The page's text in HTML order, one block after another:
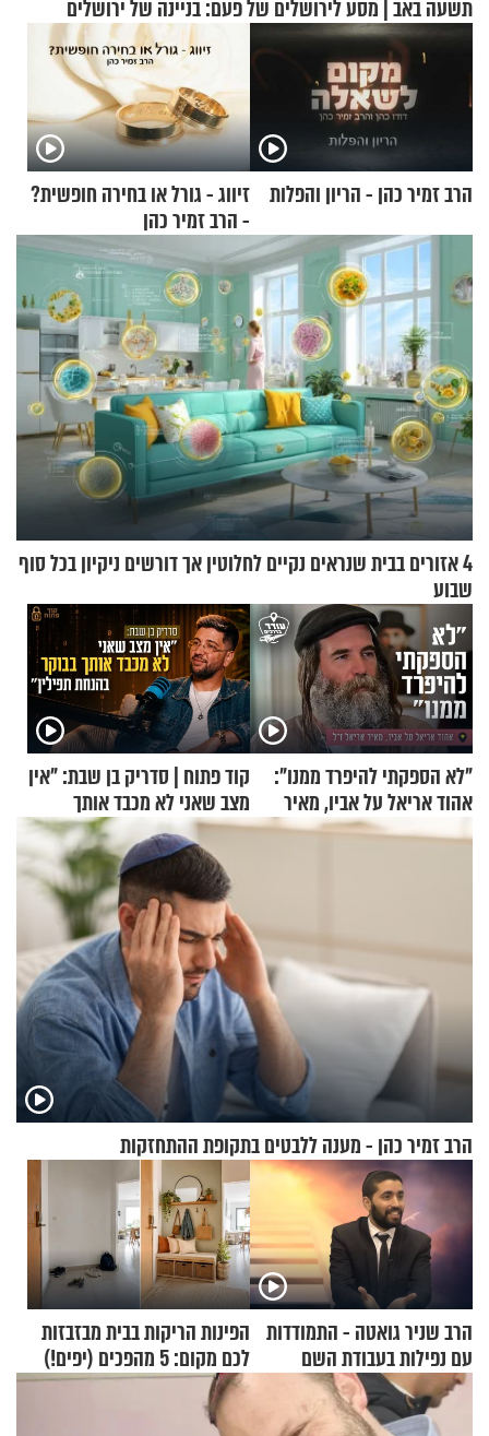
תשעה באב | מסע לירושלים של פעם: בניינה של ירושלים
הרב זמיר כהן - הריון והפלות
זיווג - גורל או בחירה חופשית?
- הרב זמיר כהן
4 אזורים בבית שנראים נקיים לחלוטין אך דורשים ניקיון בכל סוף
שבוע
"לא הספקתי להיפרד ממנו":
אהוד אריאל על אביו, מאיר
אריאל ז"ל
קוד פתוח | סדריק בן שבת: "אין
מצב שאני לא מכבד אותך
בבוקר בהנחת תפילין"
הרב זמיר כהן - מענה ללבטים בתקופת ההתחזקות
הרב שניר גואטה - התמודדות
עם נפילות בעבודת השם
הפינות הריקות בבית מבזבזות
לכם מקום: 5 מהפכים (יפים!)
שאפשר לעשות כבר היום